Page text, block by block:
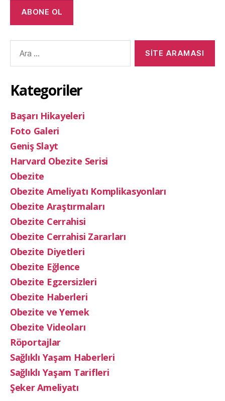
ABONE OL
yap:
Kategoriler
Başarı Hikayeleri
Foto Galeri
Geniş Slayt
Harvard Obezite Serisi
Obezite
Obezite Ameliyatı Komplikasyonları
Obezite Araştırmaları
Obezite Cerrahisi
Obezite Cerrahisi Zararları
Obezite Diyetleri
Obezite Eğlence
Obezite Egzersizleri
Obezite Haberleri
Obezite ve Yemek
Obezite Videoları
Röportajlar
Sağlıklı Yaşam Haberleri
Sağlıklı Yaşam Tarifleri
Şeker Ameliyatı